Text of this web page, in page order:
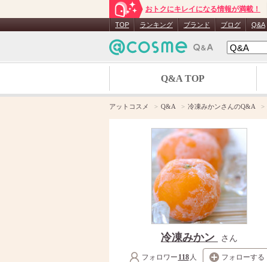
おトクにキレイになる情報が満載！
TOP ランキング ブランド ブログ Q&A
Q&A TOP
アットコスメ Q&A 冷凍みかンさんのQ&A
冷凍みかン さん
フォロワー 118 人 フォローする